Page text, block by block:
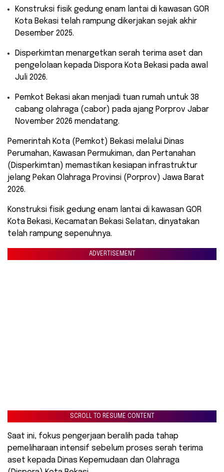
​Konstruksi fisik gedung enam lantai di kawasan GOR
Kota Bekasi telah rampung dikerjakan sejak akhir
Desember 2025.
​Disperkimtan menargetkan serah terima aset dan
pengelolaan kepada Dispora Kota Bekasi pada awal
Juli 2026.
​Pemkot Bekasi akan menjadi tuan rumah untuk 38
cabang olahraga (cabor) pada ajang Porprov Jabar
November 2026 mendatang.
​Pemerintah Kota (Pemkot) Bekasi melalui Dinas
Perumahan, Kawasan Permukiman, dan Pertanahan
(Disperkimtan) memastikan kesiapan infrastruktur
jelang Pekan Olahraga Provinsi (Porprov) Jawa Barat
2026.
Konstruksi fisik gedung enam lantai di kawasan GOR
Kota Bekasi, Kecamatan Bekasi Selatan, dinyatakan
telah rampung sepenuhnya.
ADVERTISEMENT
SCROLL TO RESUME CONTENT
Saat ini, fokus pengerjaan beralih pada tahap
pemeliharaan intensif sebelum proses serah terima
aset kepada Dinas Kepemudaan dan Olahraga